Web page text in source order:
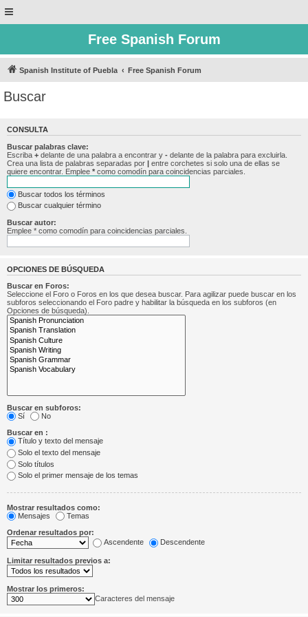
Free Spanish Forum
Spanish Institute of Puebla Free Spanish Forum
Buscar
CONSULTA
Buscar palabras clave:
Escriba + delante de una palabra a encontrar y - delante de la palabra para excluirla.
Crea una lista de palabras separadas por | entre corchetes si solo una de ellas se
quiere encontrar. Emplee * como comodín para coincidencias parciales.
Buscar todos los términos
Buscar cualquier término
Buscar autor:
Emplee * como comodín para coincidencias parciales.
OPCIONES DE BÚSQUEDA
Buscar en Foros:
Seleccione el Foro o Foros en los que desea buscar. Para agilizar puede buscar en los
subforos seleccionando el Foro padre y habilitar la búsqueda en los subforos (en
Opciones de búsqueda).
Buscar en subforos:
Sí
No
Buscar en :
Título y texto del mensaje
Solo el texto del mensaje
Solo títulos
Solo el primer mensaje de los temas
Mostrar resultados como:
Mensajes
Temas
Ordenar resultados por:
Ascendente
Descendente
Limitar resultados previos a:
Mostrar los primeros:
Caracteres del mensaje